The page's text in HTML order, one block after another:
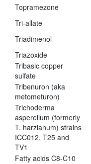
Topramezone
Tri-allate
Triadimenol
Triazoxide
Tribasic copper
sulfate
Tribenuron (aka
metometuron)
Trichoderma
asperellum (formerly
T. harzianum) strains
ICC012, T25 and
TV1
Fatty acids C8-C10